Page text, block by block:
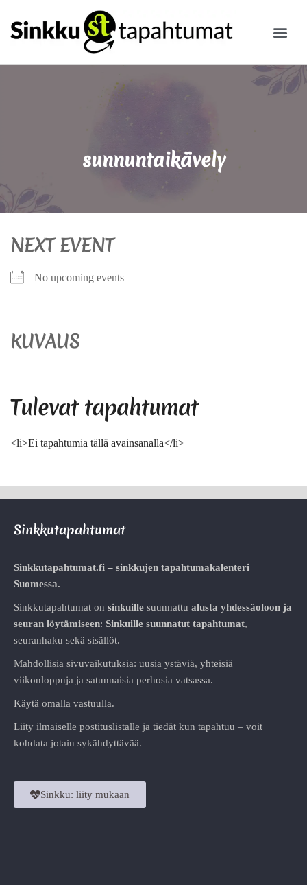
sunnuntaikävely
NEXT EVENT
No upcoming events
KUVAUS
Tulevat tapahtumat
<li>Ei tapahtumia tällä avainsanalla</li>
Sinkkutapahtumat
Sinkkutapahtumat.fi – sinkkujen tapahtumakalenteri
Suomessa.
Sinkkutapahtumat on sinkuille suunnattu alusta yhdessäoloon ja
seuran löytämiseen: Sinkuille suunnatut tapahtumat,
seuranhaku sekä sisällöt.
Mahdollisia sivuvaikutuksia: uusia ystäviä, yhteisiä
viikonloppuja ja satunnaisia perhosia vatsassa.
Käytä omalla vastuulla.
Liity ilmaiselle postituslistalle ja tiedät kun tapahtuu – voit
kohdata jotain sykähdyttävää.
Sinkku: liity mukaan